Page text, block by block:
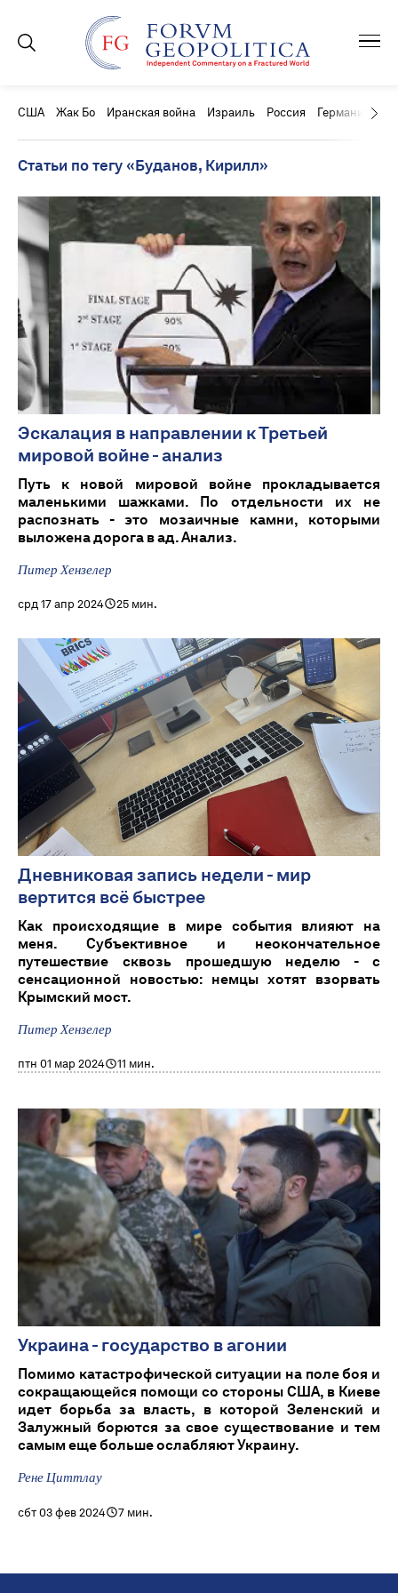
США Жак Бо Иранская война Израиль Россия Германия
Статьи по тегу «Буданов, Кирилл»
Эскалация в направлении к Третьей
мировой войне - анализ
Путь к новой мировой войне прокладывается
маленькими шажками. По отдельности их не
распознать - это мозаичные камни, которыми
выложена дорога в ад. Анализ.
Питер Хензелер
срд 17 апр 2024 25 мин.
Дневниковая запись недели - мир
вертится всё быстрее
Как происходящие в мире события влияют на
меня. Субъективное и неокончательное
путешествие сквозь прошедшую неделю - с
сенсационной новостью: немцы хотят взорвать
Крымский мост.
Питер Хензелер
птн 01 мар 2024 11 мин.
Украина - государство в агонии
Помимо катастрофической ситуации на поле боя и
сокращающейся помощи со стороны США, в Киеве
идет борьба за власть, в которой Зеленский и
Залужный борются за свое существование и тем
самым еще больше ослабляют Украину.
Рене Циттлау
сбт 03 фев 2024 7 мин.